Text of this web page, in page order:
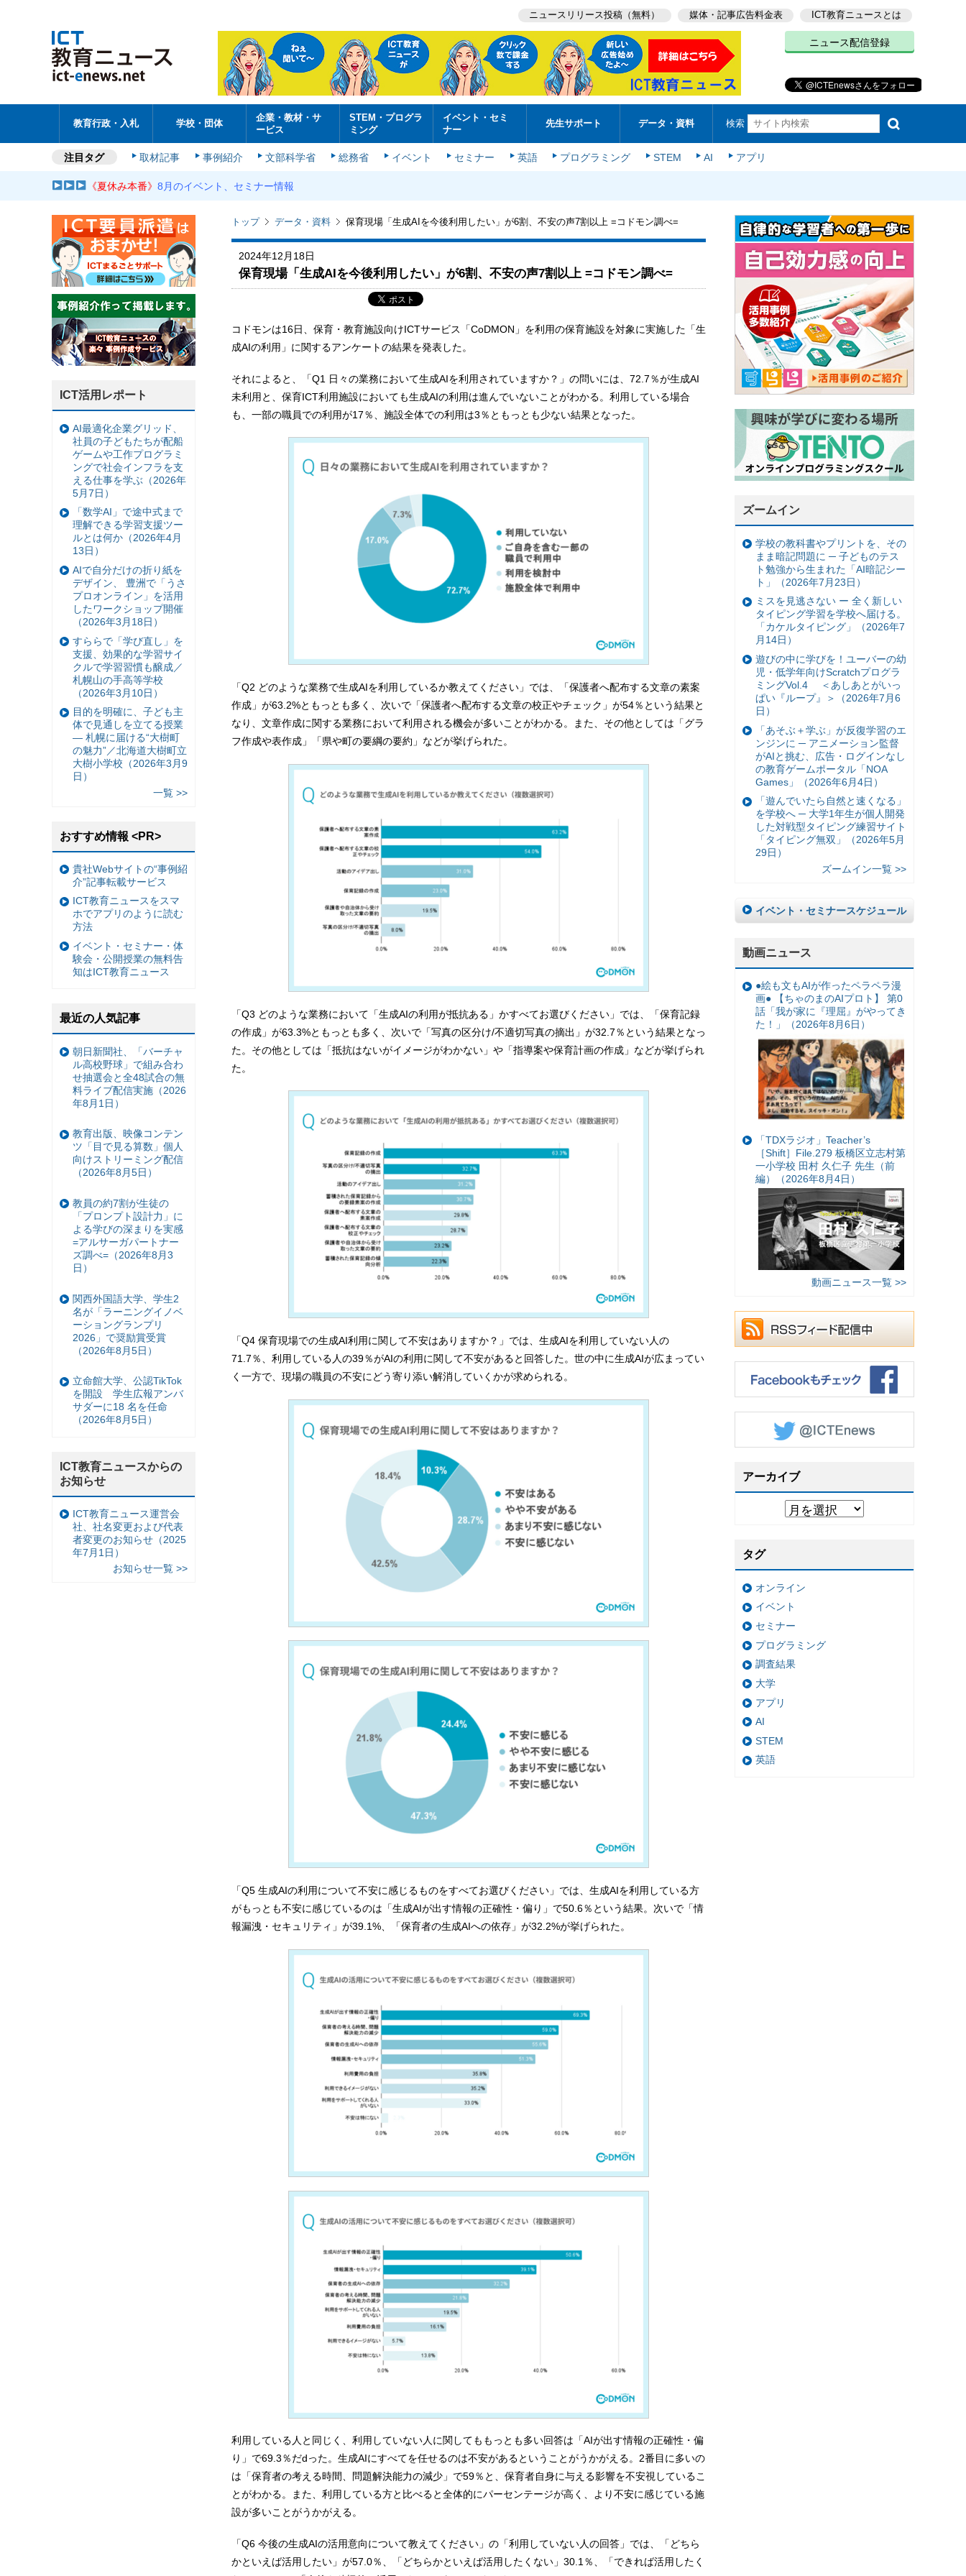
ニュースリリース投稿（無料） 媒体・記事広告料金表 ICT教育ニュースとは
ニュース配信登録
教育行政・入札 学校・団体
企業・教材・サ
ービス
STEM・プログラ
ミング
イベント・セミ
ナー
先生サポート データ・資料 検索
注目タグ 取材記事 事例紹介 文部科学省 総務省 イベント セミナー 英語 プログラミング STEM AI アプリ
《夏休み本番》8月のイベント、セミナー情報
トップ データ・資料 保育現場「生成AIを今後利用したい」が6割、不安の声7割以上 =コドモン調べ=
2024年12月18日
保育現場「生成AIを今後利用したい」が6割、不安の声7割以上 =コドモン調べ=
コドモンは16日、保育・教育施設向けICTサービス「CoDMON」を利用の保育施設を対象に実施した「生
成AIの利用」に関するアンケートの結果を発表した。
それによると、「Q1 日々の業務において生成AIを利用されていますか？」の問いには、72.7％が生成AI
未利用と、保育ICT利用施設においても生成AIの利用は進んでいないことがわかる。利用している場合
も、一部の職員での利用が17％、施設全体での利用は3％ともっとも少ない結果となった。
「Q2 どのような業務で生成AIを利用しているか教えてください」では、「保護者へ配布する文章の素案
作成」が63.2%ともっとも多く、次いで「保護者へ配布する文章の校正やチェック」が54％という結果と
なり、文章作成に関する業務において利用される機会が多いことがわかる。また、その他としては「グラ
フ作成や表作成」「県や町の要綱の要約」などが挙げられた。
「Q3 どのような業務において「生成AIの利用が抵抗ある」かすべてお選びください」では、「保育記録
の作成」が63.3%ともっとも多く、次いで「写真の区分け/不適切写真の摘出」が32.7％という結果となっ
た。その他としては「抵抗はないがイメージがわかない」や「指導案や保育計画の作成」などが挙げられ
た。
「Q4 保育現場での生成AI利用に関して不安はありますか？」では、生成AIを利用していない人の
71.7％、利用している人の39％がAIの利用に関して不安があると回答した。世の中に生成AIが広まってい
く一方で、現場の職員の不安にどう寄り添い解消していくかが求められる。
「Q5 生成AIの利用について不安に感じるものをすべてお選びください」では、生成AIを利用している方
がもっとも不安に感じているのは「生成AIが出す情報の正確性・偏り」で50.6％という結果。次いで「情
報漏洩・セキュリティ」が39.1%、「保育者の生成AIへの依存」が32.2%が挙げられた。
利用している人と同じく、利用していない人に関してももっとも多い回答は「AIが出す情報の正確性・偏
り」で69.3％だdった。生成AIにすべてを任せるのは不安があるということがうかがえる。2番目に多いの
は「保育者の考える時間、問題解決能力の減少」で59％と、保育者自身に与える影響を不安視しているこ
とがわかる。また、利用している方と比べると全体的にパーセンテージが高く、より不安に感じている施
設が多いことがうかがえる。
「Q6 今後の生成AIの活用意向について教えてください」の「利用していない人の回答」では、「どちら
かといえば活用したい」が57.0％、「どちらかといえば活用したくない」30.1％、「できれば活用したく
ズームイン
学校の教科書やプリントを、その
まま暗記問題に ─ 子どものテス
ト勉強から生まれた「AI暗記シー
ト」（2026年7月23日）
ミスを見逃さない ー 全く新しい
タイピング学習を学校へ届ける。
「カケルタイピング」（2026年7
月14日）
遊びの中に学びを！ユーバーの幼
児・低学年向けScratchプログラ
ミングVol.4 ＜あしあとがいっ
ぱい『ループ』＞（2026年7月6
日）
「あそぶ＋学ぶ」が反復学習のエ
ンジンに ─ アニメーション監督
がAIと挑む、広告・ログインなし
の教育ゲームポータル「NOA
Games」（2026年6月4日）
「遊んでいたら自然と速くなる」
を学校へ ─ 大学1年生が個人開発
した対戦型タイピング練習サイト
「タイピング無双」（2026年5月
29日）
ズームイン一覧 >>
イベント・セミナースケジュール
動画ニュース
●絵も文もAIが作ったペラペラ漫
画● 【ちゃのまのAIプロト】 第0
話「我が家に『理屈』がやってき
た！」（2026年8月6日）
「TDXラジオ」Teacher’s
［Shift］File.279 板橋区立志村第
一小学校 田村 久仁子 先生（前
編）（2026年8月4日）
動画ニュース一覧 >>
アーカイブ
タグ
オンライン
イベント
セミナー
プログラミング
調査結果
大学
アプリ
AI
STEM
英語
ICT活用レポート
AI最適化企業グリッド、
社員の子どもたちが配船
ゲームや工作プログラミ
ングで社会インフラを支
える仕事を学ぶ（2026年
5月7日）
「数学AI」で途中式まで
理解できる学習支援ツー
ルとは何か（2026年4月
13日）
AIで自分だけの折り紙を
デザイン、 豊洲で「うさ
プロオンライン」を活用
したワークショップ開催
（2026年3月18日）
すららで「学び直し」を
支援、効果的な学習サイ
クルで学習習慣も醸成／
札幌山の手高等学校
（2026年3月10日）
目的を明確に、子ども主
体で見通しを立てる授業
— 札幌に届ける“大樹町
の魅力”／北海道大樹町立
大樹小学校（2026年3月9
日）
一覧 >>
おすすめ情報 <PR>
貴社Webサイトの“事例紹
介”記事転載サービス
ICT教育ニュースをスマ
ホでアプリのように読む
方法
イベント・セミナー・体
験会・公開授業の無料告
知はICT教育ニュース
最近の人気記事
朝日新聞社、「バーチャ
ル高校野球」で組み合わ
せ抽選会と全48試合の無
料ライブ配信実施（2026
年8月1日）
教育出版、映像コンテン
ツ「目で見る算数」個人
向けストリーミング配信
（2026年8月5日）
教員の約7割が生徒の
「プロンプト設計力」に
よる学びの深まりを実感
=アルサーガパートナー
ズ調べ=（2026年8月3
日）
関西外国語大学、学生2
名が「ラーニングイノベ
ーショングランプリ
2026」で奨励賞受賞
（2026年8月5日）
立命館大学、公認TikTok
を開設 学生広報アンバ
サダーに18 名を任命
（2026年8月5日）
ICT教育ニュースからの
お知らせ
ICT教育ニュース運営会
社、社名変更および代表
者変更のお知らせ（2025
年7月1日）
お知らせ一覧 >>